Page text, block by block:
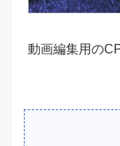
動画編集用の